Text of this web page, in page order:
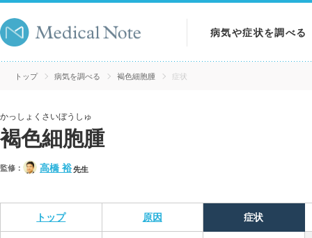
病気や症状を調べる
病気を調べる
トップ 病気を調べる 褐色細胞腫 症状
かっしょくさいぼうしゅ
褐色細胞腫
監修： 高橋 裕先生
トップ 原因 症状